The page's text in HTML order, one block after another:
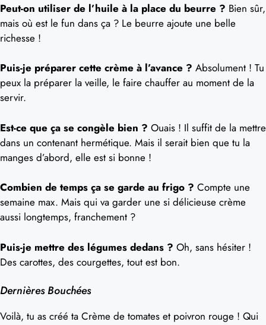
Peut-on utiliser de l’huile à la place du beurre ? Bien sûr,
mais où est le fun dans ça ? Le beurre ajoute une belle
richesse !
Puis-je préparer cette crème à l’avance ? Absolument ! Tu
peux la préparer la veille, le faire chauffer au moment de la
servir.
Est-ce que ça se congèle bien ? Ouais ! Il suffit de la mettre
dans un contenant hermétique. Mais il serait bien que tu la
manges d’abord, elle est si bonne !
Combien de temps ça se garde au frigo ? Compte une
semaine max. Mais qui va garder une si délicieuse crème
aussi longtemps, franchement ?
Puis-je mettre des légumes dedans ? Oh, sans hésiter !
Des carottes, des courgettes, tout est bon.
Dernières Bouchées
Voilà, tu as créé ta Crème de tomates et poivron rouge ! Qui